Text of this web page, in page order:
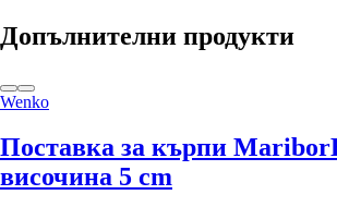
Допълнителни продукти
Wenko
Поставка за кърпи Maribor
височина 5 cm